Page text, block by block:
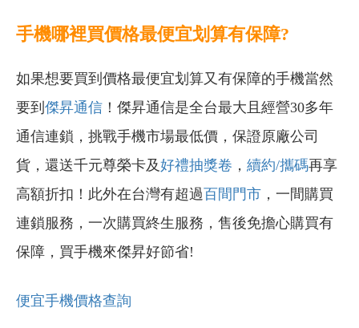
手機哪裡買價格最便宜划算有保障?
如果想要買到價格最便宜划算又有保障的手機當然
要到 傑昇通信 ！傑昇通信是全台最大且經營30多年
通信連鎖，挑戰手機市場最低價，保證原廠公司
貨，還送千元尊榮卡及好禮抽獎卷 ， 續約/攜碼再享
高額折扣！此外在台灣有超過百間門市 ，一間購買
連鎖服務，一次購買終生服務，售後免擔心購買有
保障，買手機來傑昇好節省!
便宜手機價格查詢